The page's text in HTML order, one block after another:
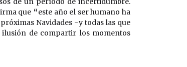
que “este año el ser humano ha
Navidades -y todas las que
de compartir los momentos